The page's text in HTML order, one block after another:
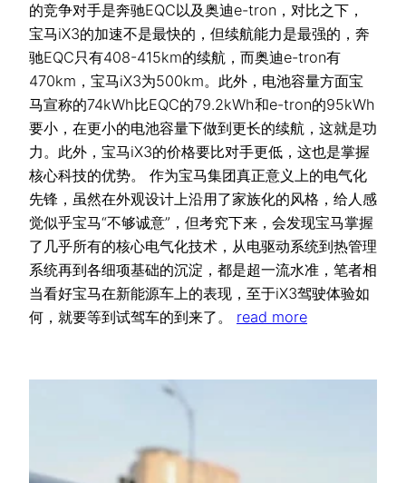
的竞争对手是奔驰EQC以及奥迪e-tron，对比之下，
宝马iX3的加速不是最快的，但续航能力是最强的，奔
驰EQC只有408-415km的续航，而奥迪e-tron有
470km，宝马iX3为500km。此外，电池容量方面宝
马宣称的74kWh比EQC的79.2kWh和e-tron的95kWh
要小，在更小的电池容量下做到更长的续航，这就是功
力。此外，宝马iX3的价格要比对手更低，这也是掌握
核心科技的优势。 作为宝马集团真正意义上的电气化
先锋，虽然在外观设计上沿用了家族化的风格，给人感
觉似乎宝马“不够诚意”，但考究下来，会发现宝马掌握
了几乎所有的核心电气化技术，从电驱动系统到热管理
系统再到各细项基础的沉淀，都是超一流水准，笔者相
当看好宝马在新能源车上的表现，至于iX3驾驶体验如
何，就要等到试驾车的到来了。 read more